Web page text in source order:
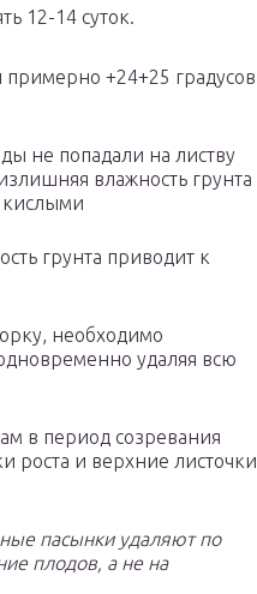
12-14 суток.
примерно +24+25 градусов
не попадали на листву
влажность грунта
кислыми
грунта приводит к
необходимо
удаляя всю
в период созревания
роста и верхние листочки
пасынки удаляют по
плодов, а не на